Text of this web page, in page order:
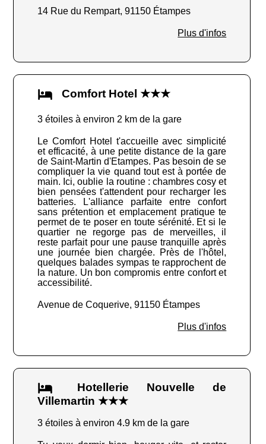
14 Rue du Rempart, 91150 Étampes
Plus d'infos
Comfort Hotel ★★★
3 étoiles à environ 2 km de la gare
Le Comfort Hotel t'accueille avec simplicité
et efficacité, à une petite distance de la gare
de Saint-Martin d'Etampes. Pas besoin de se
compliquer la vie quand tout est à portée de
main. Ici, oublie la routine : chambres cosy et
bien pensées t'attendent pour recharger les
batteries. L'alliance parfaite entre confort
sans prétention et emplacement pratique te
permet de te poser en toute sérénité. Et si le
quartier ne regorge pas de merveilles, il
reste parfait pour une pause tranquille après
une journée bien chargée. Près de l'hôtel,
quelques balades sympas te rapprochent de
la nature. Un bon compromis entre confort et
accessibilité.
Avenue de Coquerive, 91150 Étampes
Plus d'infos
Hotellerie Nouvelle de
Villemartin ★★★
3 étoiles à environ 4.9 km de la gare